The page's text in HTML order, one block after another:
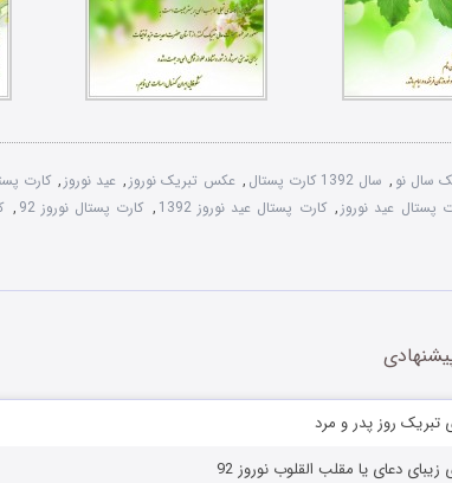
سال نو , سال 1392 کارت پستال , عکس تبریک نوروز , عید نوروز , کارت
پستال عید نوروز , کارت پستال عید نوروز 1392 , کارت پستال نوروز 92 ,
تبریک روز پدر و مرد
دعای یا مقلب القلوب نوروز 92